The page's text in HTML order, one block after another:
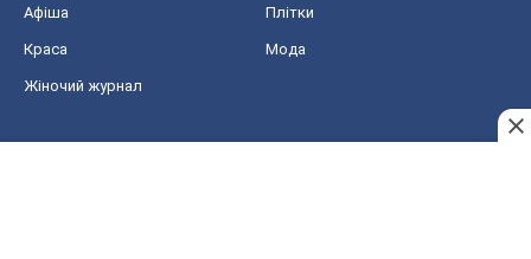
Афіша Плітки
Краса Мода
Жіночий журнал